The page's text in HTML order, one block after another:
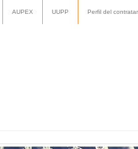
AUPEX UUPP Perfil del